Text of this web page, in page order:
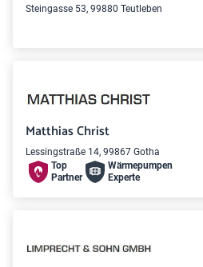
Steingasse 53, 99880 Teutleben
Matthias Christ
Lessingstraße 14, 99867 Gotha
Top
Partner
Wärme­pumpen
Experte